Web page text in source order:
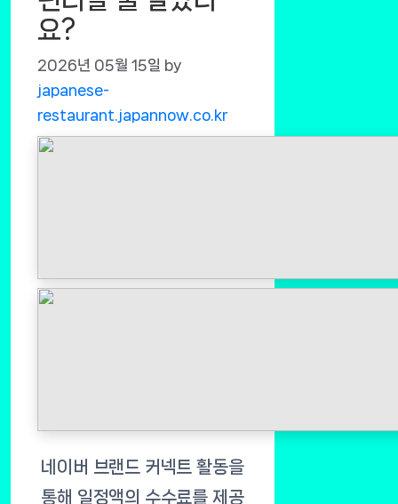
요?
2026년 05월 15일 by
japanese-
restaurant.japannow.co.kr